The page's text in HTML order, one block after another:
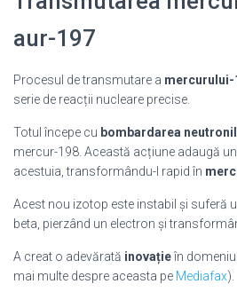
aur-197
Procesul de transmutare a mercurului-
serie de reacții nucleare precise.
Totul începe cu bombardarea
mercur-198. Această acțiune adaugă
acestuia, transformându-l rapid în
Acest nou izotop este instabil și suferă
beta, pierzând un electron și
A creat o adevărată inovațieîn
mai multe despre aceasta pe Mediafax).